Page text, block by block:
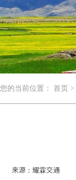
您的当前位置： 首页 >
来源：耀霖交通